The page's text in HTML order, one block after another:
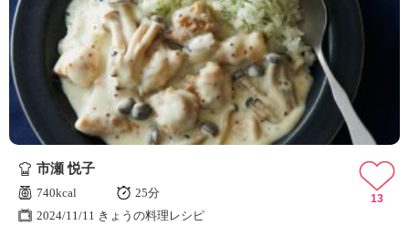
市瀬 悦子
740kcal
25分
2024/11/11 きょうの料理レシピ
13